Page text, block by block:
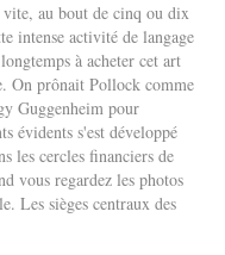
vite, au bout de cinq ou dix
intense activité de langage
à acheter cet art
On prônait Pollock comme
Guggenheim pour
évidents s'est développé
les cercles financiers de
vous regardez les photos
Les sièges centraux des